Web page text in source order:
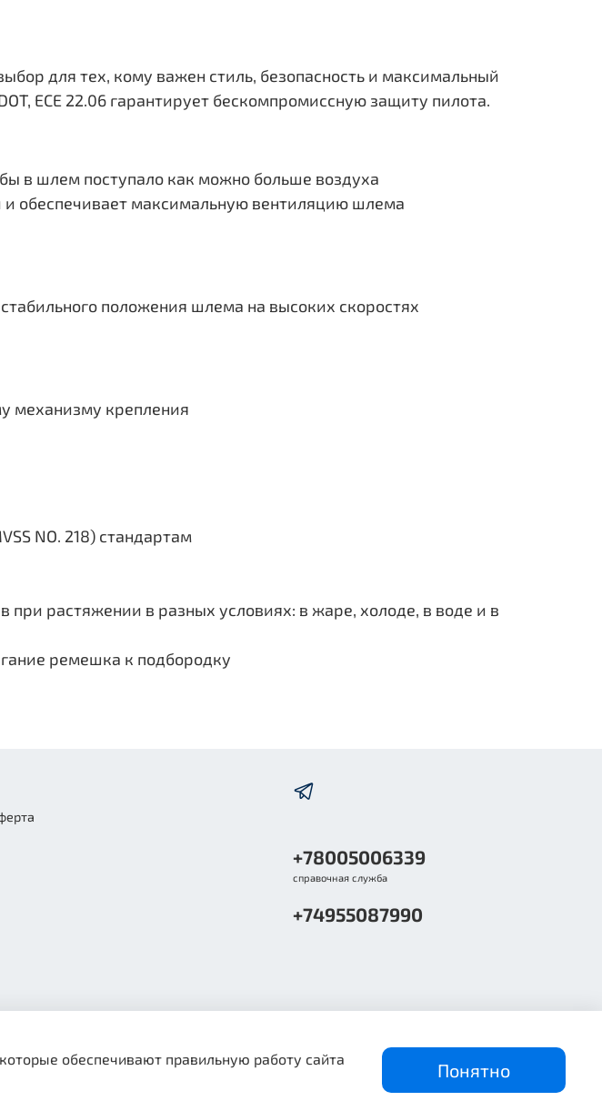
для тех, кому важен стиль, безопасность и максимальный
ECE 22.06 гарантирует бескомпромиссную защиту пилота.
в шлем поступало как можно больше воздуха
обеспечивает максимальную вентиляцию шлема
положения шлема на высоких скоростях
механизму крепления
NO. 218) стандартам
растяжении в разных условиях: в жаре, холоде, в воде и в
ремешка к подбородку
+78005006339
справочная служба
+74955087990
обеспечивают правильную работу сайта
Понятно